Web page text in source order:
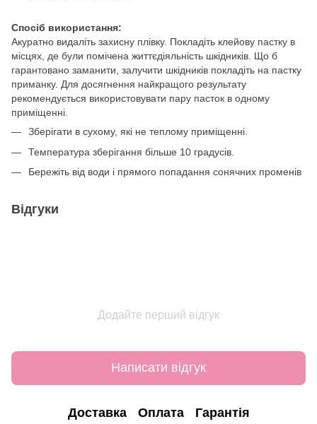
Спосіб використання:
Акуратно видаліть захисну плівку. Покладіть клейову пастку в
місцях, де були помічена життєдіяльність шкідників. Що б
гарантовано заманити, залучити шкідників покладіть на пастку
приманку. Для досягнення найкращого результату
рекомендується використовувати пару пасток в одному
приміщенні.
Зберігати в сухому, які не теплому приміщенні.
Температура зберігання більше 10 градусів.
Бережіть від води і прямого попадання сонячних променів
Відгуки
Додайте перший відгук
Написати відгук
Доставка Оплата Гарантія